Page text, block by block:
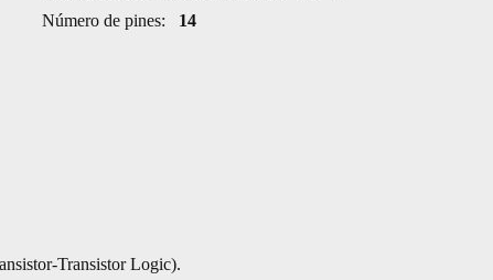
Número de pines:
14
Transistor Logic).